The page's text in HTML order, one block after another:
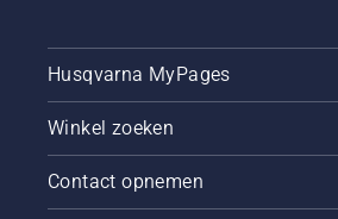
Husqvarna MyPages
Winkel zoeken
Contact opnemen